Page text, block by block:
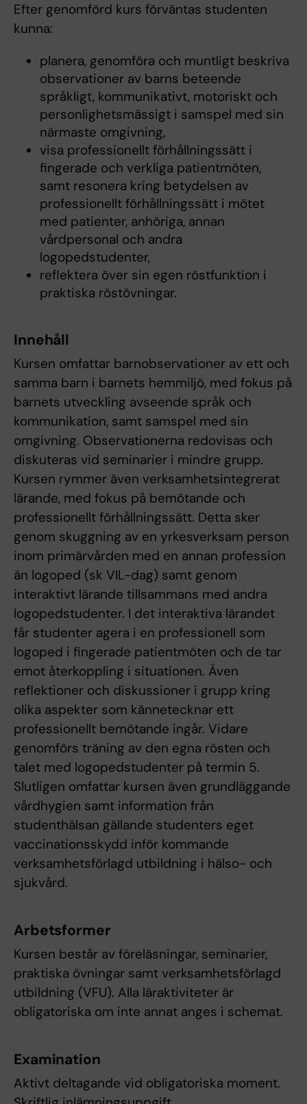
Efter genomförd kurs förväntas studenten
kunna:
planera, genomföra och muntligt beskriva
observationer av barns beteende
språkligt, kommunikativt, motoriskt och
personlighetsmässigt i samspel med sin
närmaste omgivning,
visa professionellt förhållningssätt i
fingerade och verkliga patientmöten,
samt resonera kring betydelsen av
professionellt förhållningssätt i mötet
med patienter, anhöriga, annan
vårdpersonal och andra
logopedstudenter,
reflektera över sin egen röstfunktion i
praktiska röstövningar.
Innehåll
Kursen omfattar barnobservationer av ett och
samma barn i barnets hemmiljö, med fokus på
barnets utveckling avseende språk och
kommunikation, samt samspel med sin
omgivning. Observationerna redovisas och
diskuteras vid seminarier i mindre grupp.
Kursen rymmer även verksamhetsintegrerat
lärande, med fokus på bemötande och
professionellt förhållningssätt. Detta sker
genom skuggning av en yrkesverksam person
inom primärvården med en annan profession
än logoped (sk VIL-dag) samt genom
interaktivt lärande tillsammans med andra
logopedstudenter. I det interaktiva lärandet
får studenter agera i en professionell som
logoped i fingerade patientmöten och de tar
emot återkoppling i situationen. Även
reflektioner och diskussioner i grupp kring
olika aspekter som kännetecknar ett
professionellt bemötande ingår. Vidare
genomförs träning av den egna rösten och
talet med logopedstudenter på termin 5.
Slutligen omfattar kursen även grundläggande
vårdhygien samt information från
studenthälsan gällande studenters eget
vaccinationsskydd inför kommande
verksamhetsförlagd utbildning i hälso- och
sjukvård.
Arbetsformer
Kursen består av föreläsningar, seminarier,
praktiska övningar samt verksamhetsförlagd
utbildning (VFU). Alla läraktiviteter är
obligatoriska om inte annat anges i schemat.
Examination
Aktivt deltagande vid obligatoriska moment.